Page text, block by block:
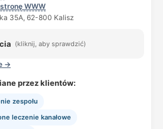
WWW
35A, 62-800 Kalisz
(kliknij, aby sprawdzić)
→
przez klientów:
zespołu
leczenie kanałowe